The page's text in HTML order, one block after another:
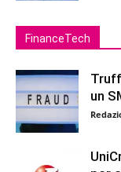
FinanceTech
un